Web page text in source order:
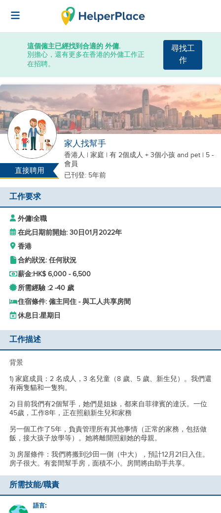
這個僱主已經找到合適的 外傭.
別擔心，還有更多在香港的外傭工作正
在招聘。
尋找工
作
直接聘用
家人找幫手
香港人 | 家庭 | 有 2個成人 + 3個小孩 and pet | 5 -
會員
已刊登: 5年前
工作要求
外傭|全職
在此日期前開始: 30日01月2022年
香港
合約狀況: 任何狀況
薪金:HK$ 6,000 - 6,500
所需經驗 :2 -40 歲
住宿條件: 僱主同住 - 與工人共享房間
休息日:星期日
工作描述
背景
1) 家庭成員：2 名成人，3 名兒童（8 歲、5 歲、新生兒）。我們還
有兩隻貓和一隻狗。
2) 目前我們有2個幫手，她們是姐妹，都來自菲律賓的達沃。一位
45歲，工作8年，正在照顧新生兒和家務
另一個工作了5年，負責管理所有其他事情（正常的家務，包括做
飯，接大孩子放學等）。她將離開照顧她的母親。
3) 房屋條件：我們將搬到沙田一側（中大），預計12月21日入住。
房子很大。有套間幫手房，面積不小。房間將由助手共享。
所需技能/職責
語言: